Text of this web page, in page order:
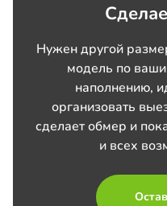
Нужен другой
модель по
наполнению,
организовать
сделает обмер и
и всех